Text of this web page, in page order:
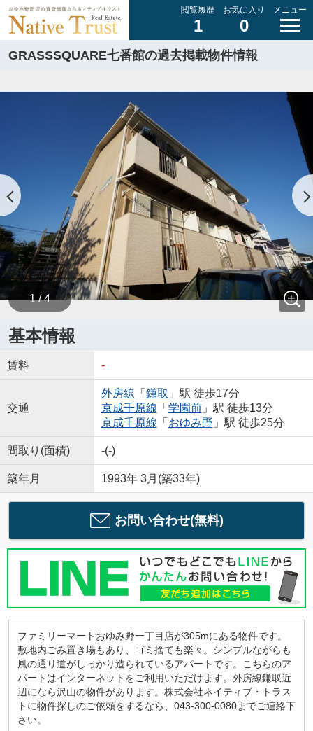
閲覧履歴
1
お気に入り
0
メニュー
GRASSSQUARE七番館の過去掲載物件情報
1 / 4
基本情報
賃料 -
交通
外房線 「 鎌取 」駅 徒歩17分
京成千原線 「 学園前」駅 徒歩13分
京成千原線 「 おゆみ野 」駅 徒歩25分
間取り(面積) -(-)
築年月 1993年 3月(築33年)
お問い合わせ(無料)
ファミリーマートおゆみ野一丁目店が305mにある物件です。
敷地内ごみ置き場もあり、ゴミ捨ても楽々。シンプルながらも
風の通り道がしっかり造られているアパートです。こちらのア
パートはインターネットをご利用いただけます。外房線鎌取近
辺になら沢山の物件があります。株式会社ネイティブ・トラス
トに物件探しのご依頼をするなら、043-300-0080までご連絡下
さい。